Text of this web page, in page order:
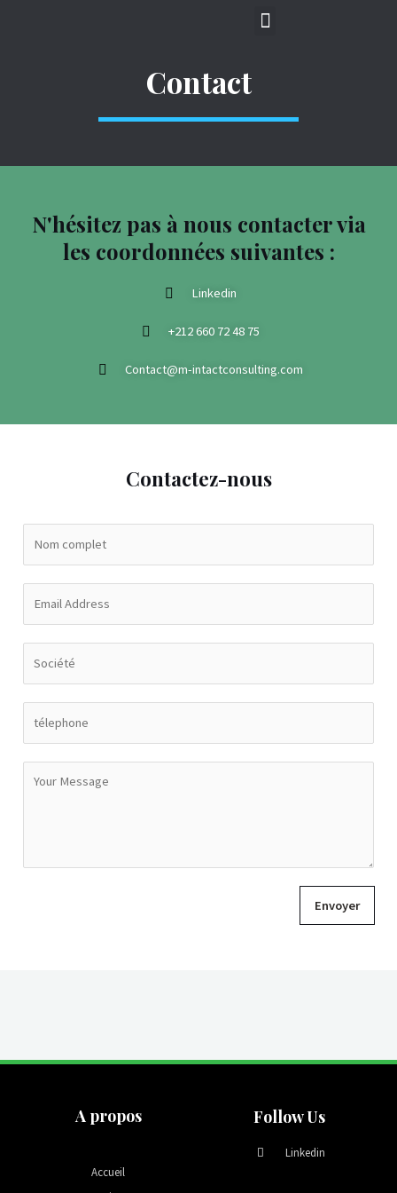
Contact
N'hésitez pas à nous contacter via
les coordonnées suivantes :
Linkedin
+212 660 72 48 75
Contact@m-intactconsulting.com
Contactez-nous
Envoyer
A propos
Accueil
Follow Us
Linkedin